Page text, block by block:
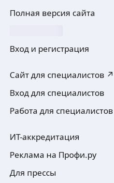
Полная версия сайта
Вход и регистрация
Сайт для специалистов ↗
Вход для специалистов
Работа для специалистов
ИТ-аккредитация
Реклама на Профи.ру
Для прессы